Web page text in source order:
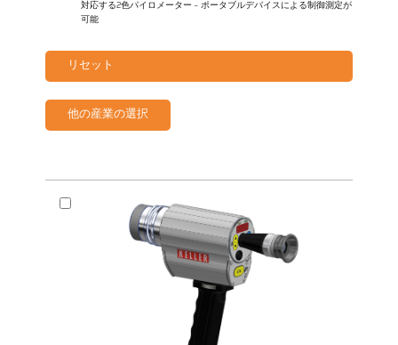
対応する2色パイロメーター - ポータブルデバイスによる制御測定が
可能
リセット
他の産業の選択